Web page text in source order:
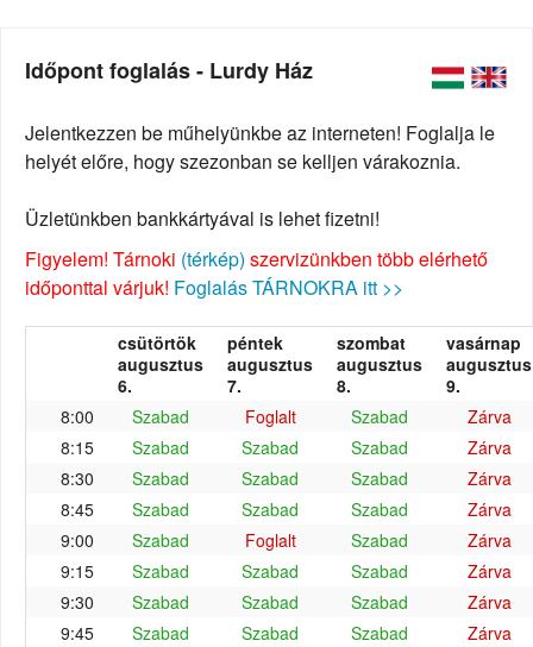
Időpont foglalás - Lurdy Ház
Jelentkezzen be műhelyünkbe az interneten! Foglalja le
helyét előre, hogy szezonban se kelljen várakoznia.
Üzletünkben bankkártyával is lehet fizetni!
Figyelem! Tárnoki (térkép) szervizünkben több elérhető
időponttal várjuk! Foglalás TÁRNOKRA itt >>
csütörtök
augusztus
6.
péntek
augusztus
7.
szombat
augusztus
8.
vasárnap
augusztus
9.
8:00
Szabad Foglalt Szabad
Zárva
8:15
Szabad Szabad Szabad
Zárva
8:30
Szabad Szabad Szabad
Zárva
8:45
Szabad Szabad Szabad
Zárva
9:00
Szabad Foglalt Szabad
Zárva
9:15
Szabad Szabad Szabad
Zárva
9:30
Szabad Szabad Szabad
Zárva
9:45
Szabad Szabad Szabad
Zárva